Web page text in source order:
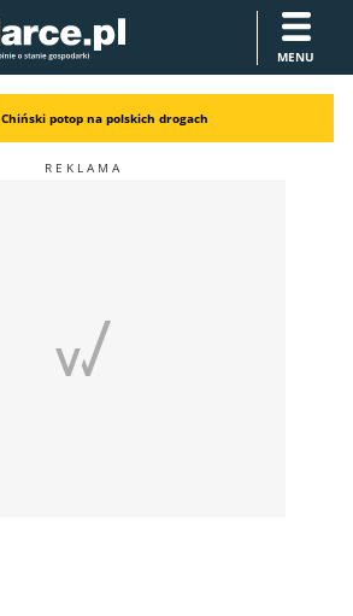
MENU
Chiński potop na polskich drogach